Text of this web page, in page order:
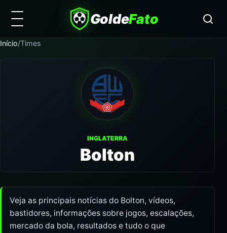
GoldeFato
Início/Times
INGLATERRA
Bolton
Veja as principais notícias do Bolton, vídeos,
bastidores, informações sobre jogos, escalações,
mercado da bola, resultados e tudo o que